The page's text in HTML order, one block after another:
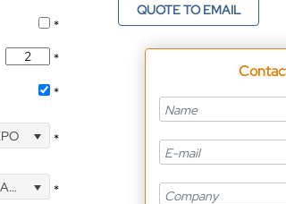
*
*
*
*
*
QUOTE TO EMAIL